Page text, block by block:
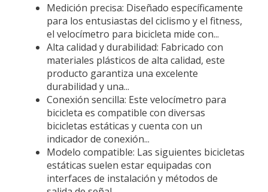
Medición precisa: Diseñado específicamente
para los entusiastas del ciclismo y el fitness,
el velocímetro para bicicleta mide con...
Alta calidad y durabilidad: Fabricado con
materiales plásticos de alta calidad, este
producto garantiza una excelente
durabilidad y una...
Conexión sencilla: Este velocímetro para
bicicleta es compatible con diversas
bicicletas estáticas y cuenta con un
indicador de conexión...
Modelo compatible: Las siguientes bicicletas
estáticas suelen estar equipadas con
interfaces de instalación y métodos de